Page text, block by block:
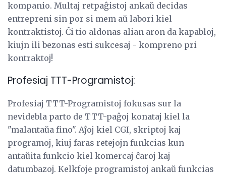
kompanio. Multaj retpaĝistoj ankaŭ decidas
entrepreni sin por si mem aŭ labori kiel
kontraktistoj. Ĉi tio aldonas alian aron da kapabloj,
kiujn ili bezonas esti sukcesaj - kompreno pri
kontraktoj!
Profesiaj TTT-Programistoj:
Profesiaj TTT-Programistoj fokusas sur la
nevidebla parto de TTT-paĝoj konataj kiel la
"malantaŭa fino". Aĵoj kiel CGI, skriptoj kaj
programoj, kiuj faras retejojn funkcias kun
antaŭita funkcio kiel komercaj ĉaroj kaj
datumbazoj. Kelkfoje programistoj ankaŭ funkcias